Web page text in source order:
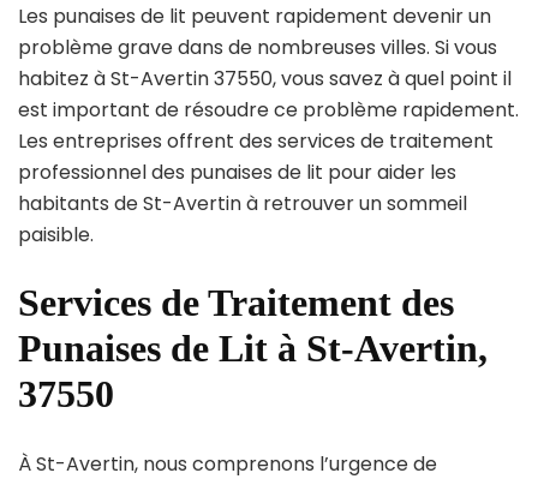
Les punaises de lit peuvent rapidement devenir un
problème grave dans de nombreuses villes. Si vous
habitez à St-Avertin 37550, vous savez à quel point il
est important de résoudre ce problème rapidement.
Les entreprises offrent des services de traitement
professionnel des punaises de lit pour aider les
habitants de St-Avertin à retrouver un sommeil
paisible.
Services de Traitement des
Punaises de Lit à St-Avertin,
37550
À St-Avertin, nous comprenons l’urgence de